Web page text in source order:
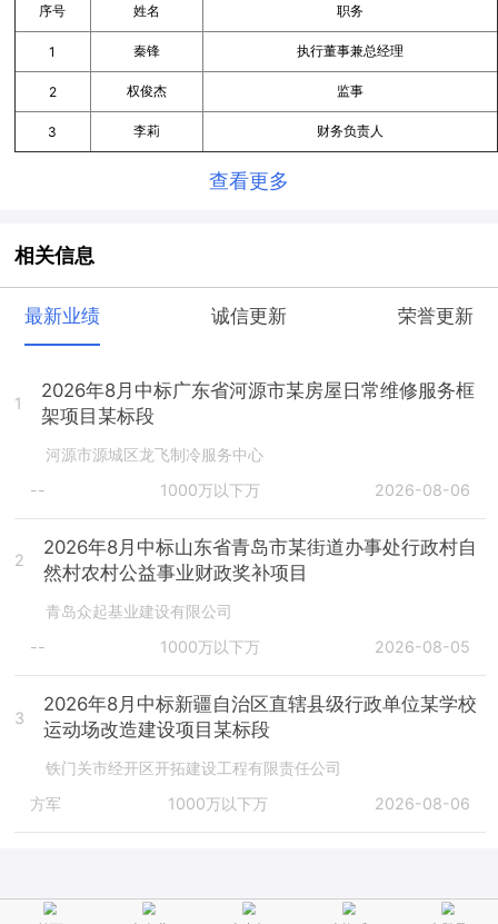
序号 姓名 职务
1 秦锋 执行董事兼总经理
2 权俊杰 监事
3 李莉 财务负责人
查看更多
相关信息
最新业绩 诚信更新 荣誉更新
1
2026年8月中标广东省河源市某房屋日常维修服务框
架项目某标段
河源市源城区龙飞制冷服务中心
--
1000万以下万 2026-08-06
2
2026年8月中标山东省青岛市某街道办事处行政村自
然村农村公益事业财政奖补项目
青岛众起基业建设有限公司
--
1000万以下万 2026-08-05
3
2026年8月中标新疆自治区直辖县级行政单位某学校
运动场改造建设项目某标段
铁门关市经开区开拓建设工程有限责任公司
方军
1000万以下万 2026-08-06